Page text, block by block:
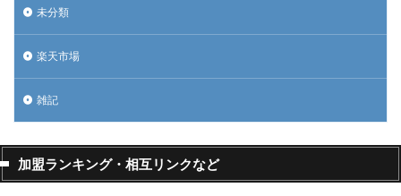
未分類
楽天市場
雑記
加盟ランキング・相互リンクなど